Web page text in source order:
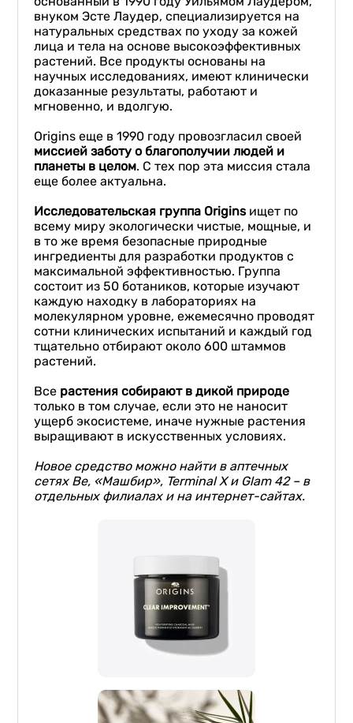
внуком Эсте Лаудер, специализируется на
натуральных средствах по уходу за кожей
лица и тела на основе высокоэффективных
растений. Все продукты основаны на
научных исследованиях, имеют клинически
доказанные результаты, работают и
мгновенно, и вдолгую.
Origins еще в 1990 году провозгласил своей
миссией заботу о благополучии людей и
планеты в целом. С тех пор эта миссия стала
еще более актуальна.
Исследовательская группа Originsищет по
всему миру экологически чистые, мощные, и
в то же время безопасные природные
ингредиенты для разработки продуктов с
максимальной эффективностью. Группа
состоит из 50 ботаников, которые изучают
каждую находку в лабораториях на
молекулярном уровне, ежемесячно проводят
сотни клинических испытаний и каждый год
тщательно отбирают около 600 штаммов
растений.
Все растения собирают в дикой природе
только в том случае, если это не наносит
ущерб экосистеме, иначе нужные растения
выращивают в искусственных условиях.
Новое средствоможно найтив аптечных
сетях Be, «Машбир», TerminalX и Glam42– в
отдельных филиалах и на интернет-сайтах.